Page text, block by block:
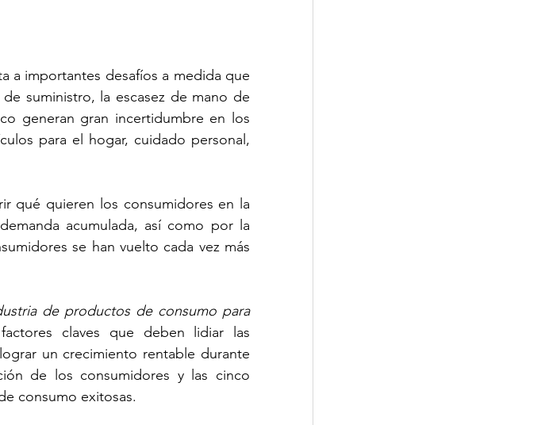
a importantes desafíos a medida que
suministro, la escasez de mano de
generan gran incertidumbre en los
para el hogar, cuidado personal,
qué quieren los consumidores en la
acumulada, así como por la
se han vuelto cada vez más
de productos de consumo para
claves que deben lidiar las
un crecimiento rentable durante
de los consumidores y las cinco
consumo exitosas.